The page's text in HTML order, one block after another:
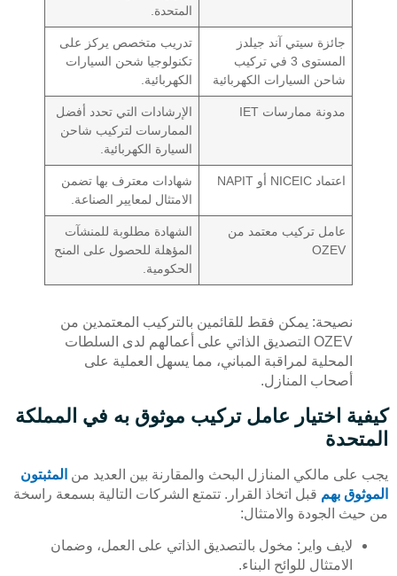
المتحدة.
جائزة سيتي آند جيلدز
المستوى 3 في تركيب
شاحن السيارات الكهربائية
تدريب متخصص يركز على
تكنولوجيا شحن السيارات
الكهربائية.
مدونة ممارسات IET
الإرشادات التي تحدد أفضل
الممارسات لتركيب شاحن
السيارة الكهربائية.
اعتماد NICEIC أو NAPIT
شهادات معترف بها تضمن
الامتثال لمعايير الصناعة.
عامل تركيب معتمد من
OZEV
الشهادة مطلوبة للمنشآت
المؤهلة للحصول على المنح
الحكومية.
نصيحة: يمكن فقط للقائمين بالتركيب المعتمدين من
OZEV التصديق الذاتي على أعمالهم لدى السلطات
المحلية لمراقبة المباني، مما يسهل العملية على
أصحاب المنازل.
كيفية اختيار عامل تركيب موثوق به في المملكة
المتحدة
يجب على مالكي المنازل البحث والمقارنة بين العديد من المثبتون
الموثوق بهم قبل اتخاذ القرار. تتمتع الشركات التالية بسمعة راسخة
من حيث الجودة والامتثال:
لايف واير: مخول بالتصديق الذاتي على العمل، وضمان
الامتثال للوائح البناء.